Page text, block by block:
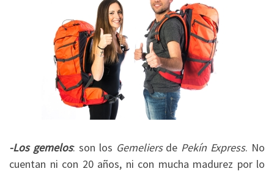
-Los gemelos: son los Gemeliersde Pekín Express. No
cuentan ni con 20 años, ni con mucha madurez por lo